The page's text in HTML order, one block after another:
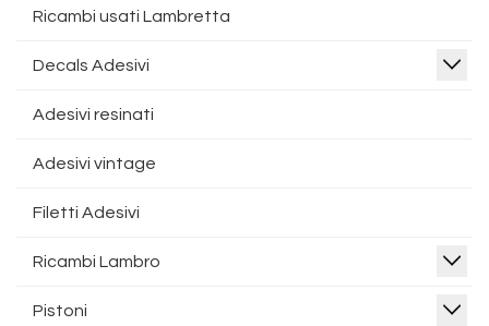
Ricambi usati Lambretta
Decals Adesivi
Adesivi resinati
Adesivi vintage
Filetti Adesivi
Ricambi Lambro
Pistoni